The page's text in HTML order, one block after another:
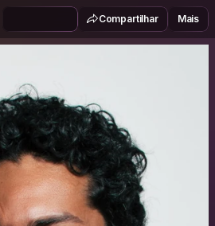
Compartilhar Mais